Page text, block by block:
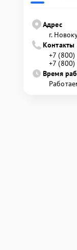
Адрес
г.
Контакты
+7
+7
Время